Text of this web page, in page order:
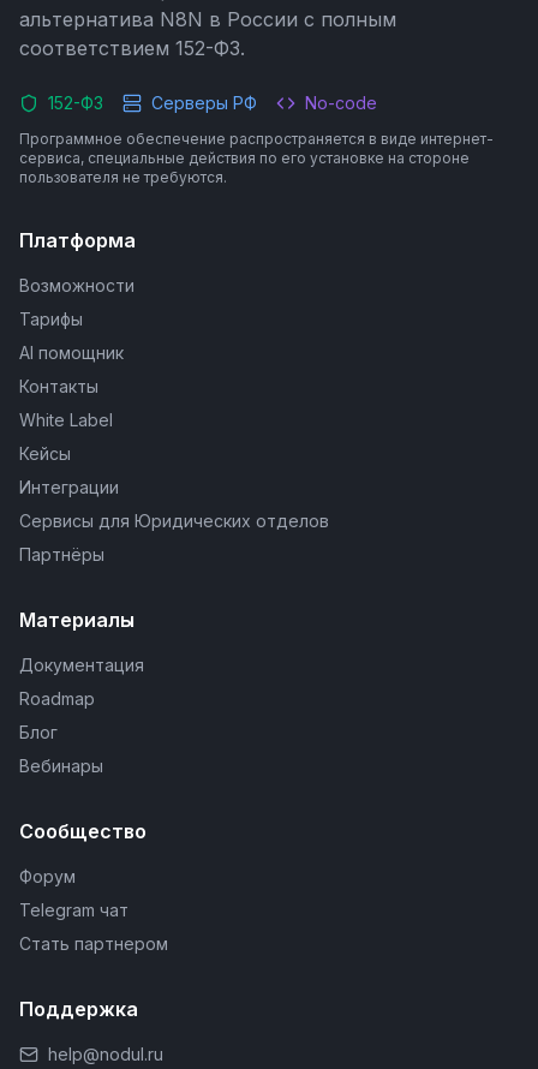
альтернатива N8N в России с полным
соответствием 152-ФЗ.
152-ФЗ Серверы РФ No-code
Программное обеспечение распространяется в виде интернет-
сервиса, специальные действия по его установке на стороне
пользователя не требуются.
Платформа
Возможности
Тарифы
AI помощник
Контакты
White Label
Кейсы
Интеграции
Сервисы для Юридических отделов
Партнёры
Материалы
Документация
Roadmap
Блог
Вебинары
Сообщество
Форум
Telegram чат
Стать партнером
Поддержка
help@nodul.ru